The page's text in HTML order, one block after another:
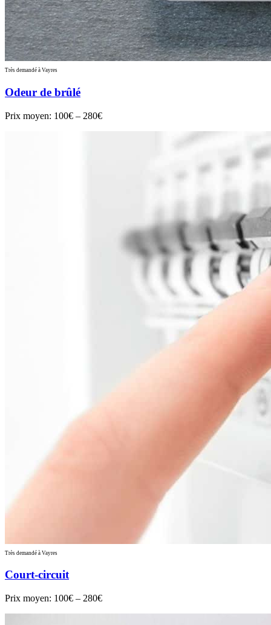
Très demandé à Vayres
Odeur de brûlé
Prix moyen: 100€ – 280€
Très demandé à Vayres
Court-circuit
Prix moyen: 100€ – 280€